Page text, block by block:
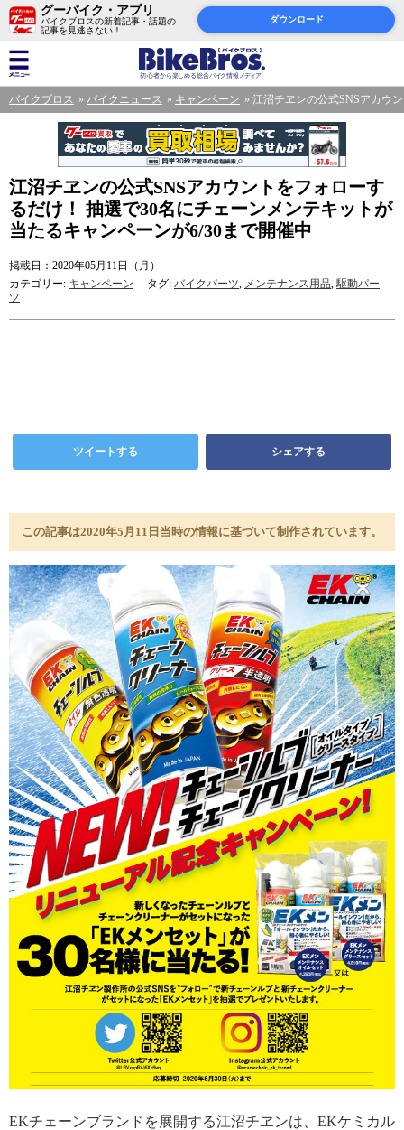
グーバイク・アプリ
バイクブロスの新着記事・話題の
記事を見逃さない！
ダウンロード
バイクブロス バイクニュース キャンペーン 江沼チヱンの公式SNSアカウ
江沼チヱンの公式SNSアカウントをフォローす
るだけ！ 抽選で30名にチェーンメンテキットが
当たるキャンペーンが6/30まで開催中
掲載日：2020年05月11日（月）
カテゴリー: キャンペーン タグ: バイクパーツ, メンテナンス用品,駆動パー
ツ
ツイートする シェアする
この記事は2020年5月11日当時の情報に基づいて制作されています。
EKチェーンブランドを展開する江沼チヱンは、EKケミカル